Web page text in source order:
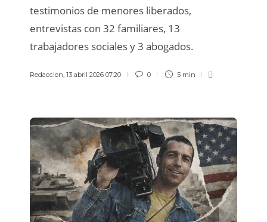
testimonios de menores liberados,
entrevistas con 32 familiares, 13
trabajadores sociales y 3 abogados.
Redaccion, 13 abril 2026 07:20 0 5 min